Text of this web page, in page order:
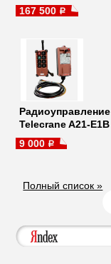
167 500 a
Радиоуправление
Telecrane A21-E1B
9 000 a
Полный список »